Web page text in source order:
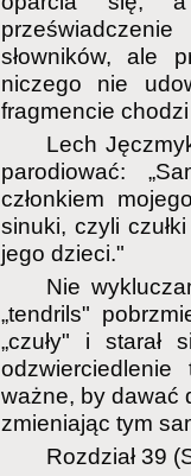
słowników, ale
niczego nie
fragmencie
Lech
parodiować:
członkiem
sinuki, czyli
jego dzieci."
Nie
„tendrils"
„czuły" i
ważne, by dawać
zmieniając tym
Rozdział 39